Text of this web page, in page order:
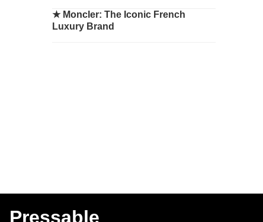
★ Moncler: The Iconic French
Luxury Brand
Pressable